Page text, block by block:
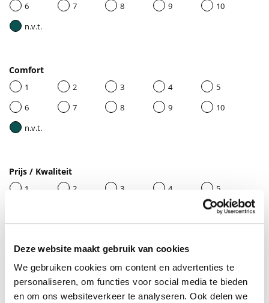
Deze website maakt gebruik van cookies
We gebruiken cookies om content en advertenties te
personaliseren, om functies voor social media te bieden
en om ons websiteverkeer te analyseren. Ook delen we
6
7 8 9
10
n.v.t.
Comfort
1 2 3 4
5
6
7 8 9
10
n.v.t.
Prijs / Kwaliteit
1 2 3 4
5
10
Geef je beoordeling een titel